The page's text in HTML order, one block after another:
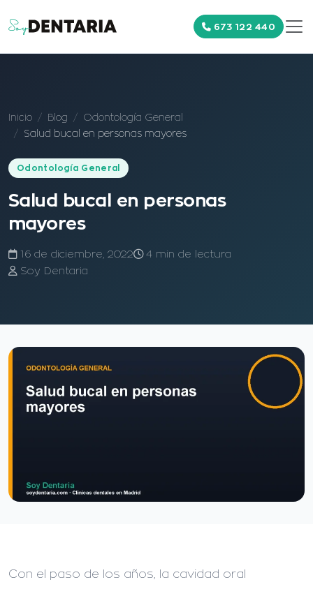
673 122 440
Inicio Blog
Odontología General
Salud bucal en personas mayores
Odontología General
Salud bucal en personas
mayores
16 de diciembre, 2022
4 min de lectura
Soy Dentaria
Con el paso de los años, la cavidad oral